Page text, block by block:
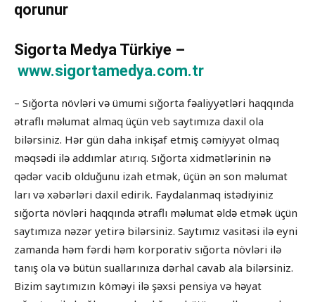
qorunur
Sigorta Medya Türkiye –
www.sigortamedya.com.tr
– Sığorta növləri və ümumi sığorta fəaliyyətləri haqqında
ətraflı məlumat almaq üçün veb saytımıza daxil ola
bilərsiniz. Hər gün daha inkişaf etmiş cəmiyyət olmaq
məqsədi ilə addımlar atırıq. Sığorta xidmətlərinin nə
qədər vacib olduğunu izah etmək, üçün ən son məlumat
ları və xəbərləri daxil edirik. Faydalanmaq istədiyiniz
sığorta növləri haqqında ətraflı məlumat əldə etmək üçün
saytımıza nəzər yetirə bilərsiniz. Saytımız vasitəsi ilə eyni
zamanda həm fərdi həm korporativ sığorta növləri ilə
tanış ola və bütün suallarınıza dərhal cavab ala bilərsiniz.
Bizim saytımızın köməyi ilə şəxsi pensiya və həyat